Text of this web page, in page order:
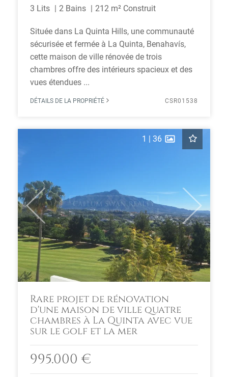
3 Lits 2 Bains 212 m² Construit
Située dans La Quinta Hills, une communauté
sécurisée et fermée à La Quinta, Benahavís,
cette maison de ville rénovée de trois
chambres offre des intérieurs spacieux et des
vues étendues ...
DÉTAILS DE LA PROPRIÉTÉ CSR01538
Previous Next
1 | 36
Rare projet de rénovation
d'une maison de ville quatre
chambres à La Quinta avec vue
sur le golf et la mer
995.000 €